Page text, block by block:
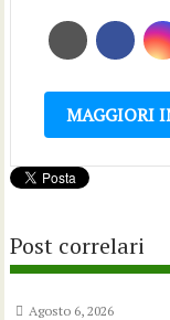
MAGGIORI
Post correlari
Agosto 6, 2026